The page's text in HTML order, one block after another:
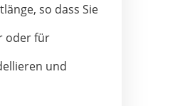
so dass Sie
oder für
und